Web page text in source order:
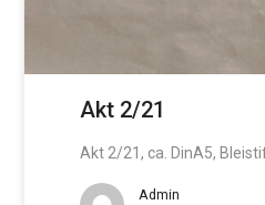
Akt 2/21
Akt 2/21, ca. DinA5,
Admin